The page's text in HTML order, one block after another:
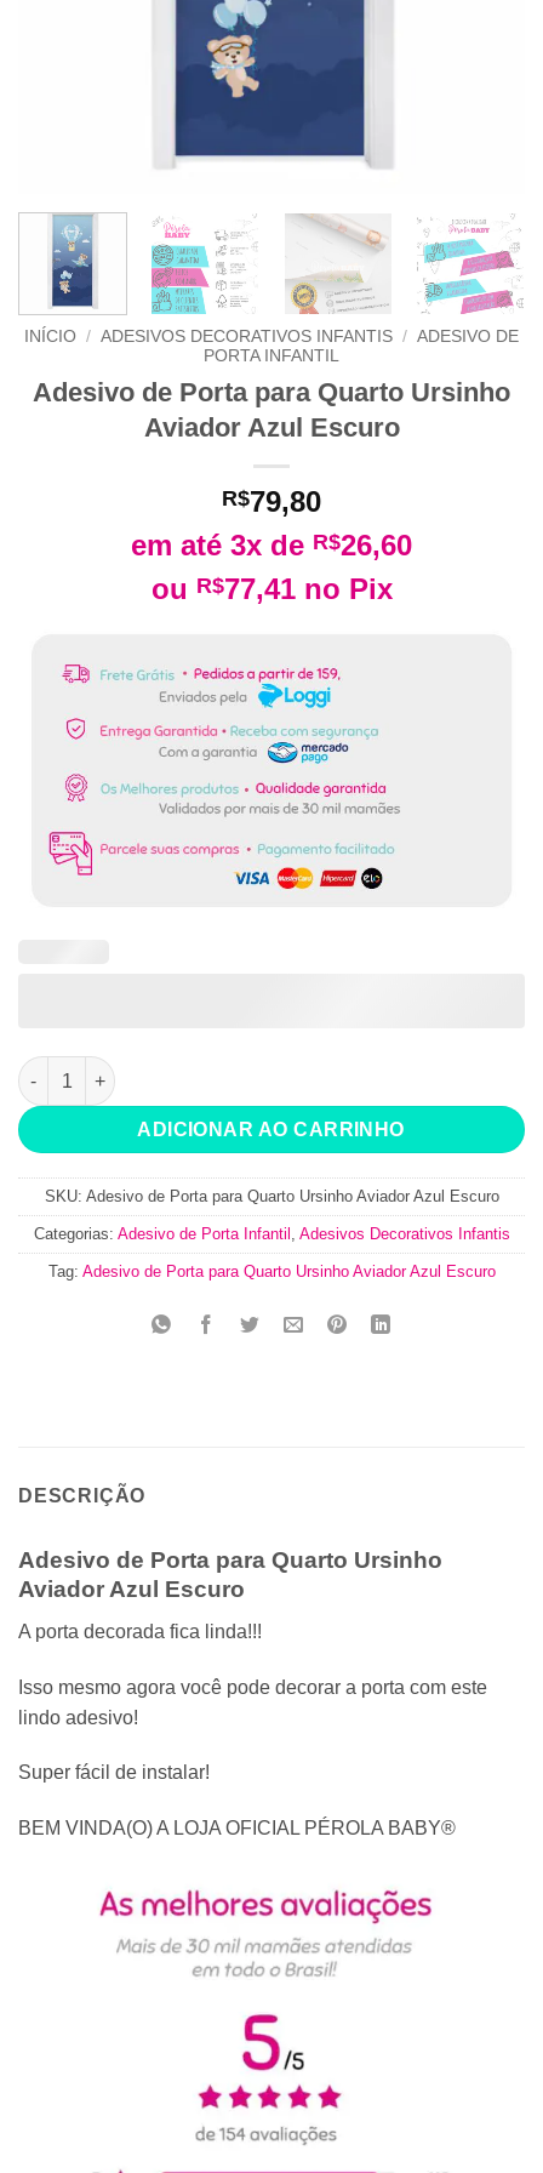
INÍCIO / ADESIVOS DECORATIVOS INFANTIS / ADESIVO DE
PORTA INFANTIL
Adesivo de Porta para Quarto Ursinho
Aviador Azul Escuro
R$79,80
em até 3x de R$26,60
ou R$77,41 no Pix
Adesivo de Porta para Quarto Ursinho Aviador Azul Escuro
ADICIONAR AO CARRINHO
SKU: Adesivo de Porta para Quarto Ursinho Aviador Azul Escuro
Categorias: Adesivo de Porta Infantil , Adesivos Decorativos Infantis
Tag: Adesivo de Porta para Quarto Ursinho Aviador Azul Escuro
DESCRIÇÃO
Adesivo de Porta para Quarto Ursinho
Aviador Azul Escuro
A porta decorada fica linda!!!
Isso mesmo agora você pode decorar a porta com este
lindo adesivo!
Super fácil de instalar!
BEM VINDA(O) A LOJA OFICIAL PÉROLA BABY®